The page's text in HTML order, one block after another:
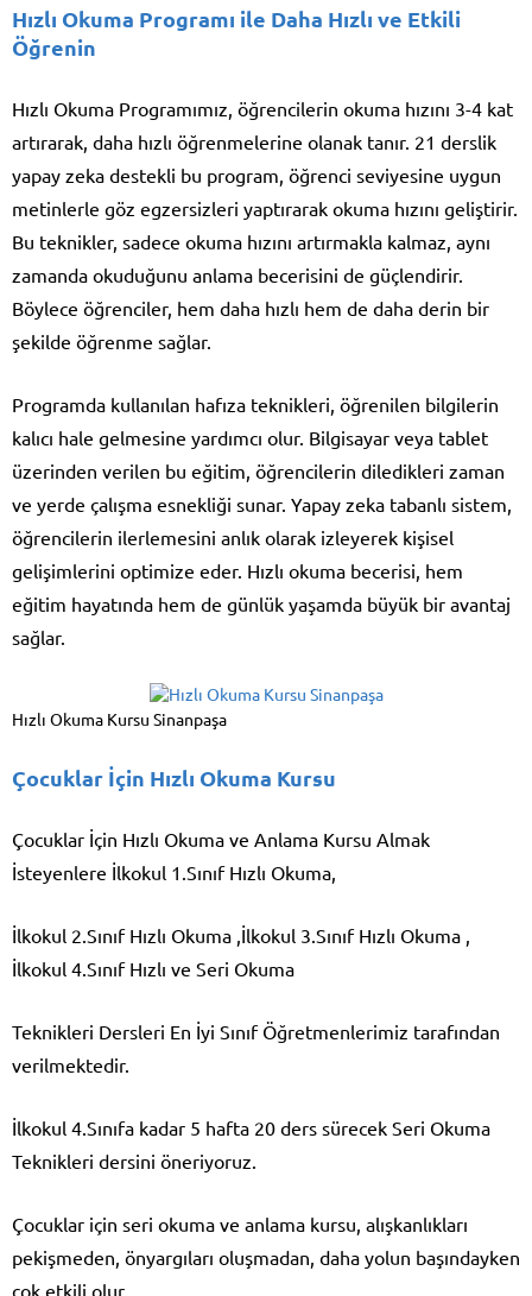
Hızlı Okuma Programı ile Daha Hızlı ve Etkili
Öğrenin
Hızlı Okuma Programımız, öğrencilerin okuma hızını 3-4 kat
artırarak, daha hızlı öğrenmelerine olanak tanır. 21 derslik
yapay zeka destekli bu program, öğrenci seviyesine uygun
metinlerle göz egzersizleri yaptırarak okuma hızını geliştirir.
Bu teknikler, sadece okuma hızını artırmakla kalmaz, aynı
zamanda okuduğunu anlama becerisini de güçlendirir.
Böylece öğrenciler, hem daha hızlı hem de daha derin bir
şekilde öğrenme sağlar.
Programda kullanılan hafıza teknikleri, öğrenilen bilgilerin
kalıcı hale gelmesine yardımcı olur. Bilgisayar veya tablet
üzerinden verilen bu eğitim, öğrencilerin diledikleri zaman
ve yerde çalışma esnekliği sunar. Yapay zeka tabanlı sistem,
öğrencilerin ilerlemesini anlık olarak izleyerek kişisel
gelişimlerini optimize eder. Hızlı okuma becerisi, hem
eğitim hayatında hem de günlük yaşamda büyük bir avantaj
sağlar.
Hızlı Okuma Kursu Sinanpaşa
Çocuklar İçin Hızlı Okuma Kursu
Çocuklar İçin Hızlı Okuma ve Anlama Kursu Almak
İsteyenlere İlkokul 1.Sınıf Hızlı Okuma,
İlkokul 2.Sınıf Hızlı Okuma ,İlkokul 3.Sınıf Hızlı Okuma ,
İlkokul 4.Sınıf Hızlı ve Seri Okuma
Teknikleri Dersleri En İyi Sınıf Öğretmenlerimiz tarafından
verilmektedir.
İlkokul 4.Sınıfa kadar 5 hafta 20 ders sürecek Seri Okuma
Teknikleri dersini öneriyoruz.
Çocuklar için seri okuma ve anlama kursu, alışkanlıkları
pekişmeden, önyargıları oluşmadan, daha yolun başındayken
çok etkili olur.